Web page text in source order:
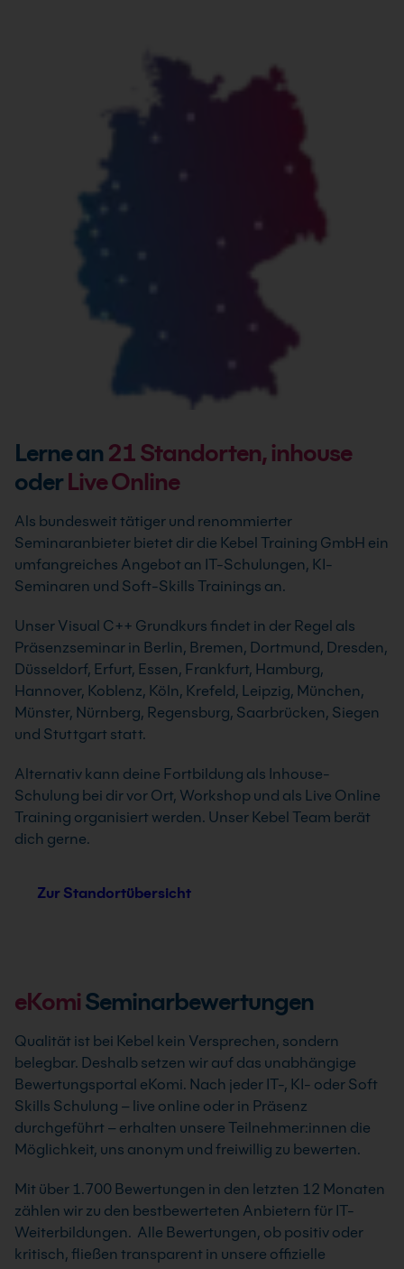
Lerne an 21Standorten, inhouse
oderLive Online
Als bundesweit tätiger und renommierter
Seminaranbieter bietet dir die Kebel Training GmbH ein
umfangreiches Angebot an IT-Schulungen, KI-
Seminaren und Soft-Skills Trainings an.
Unser Visual C++ Grundkurs findet in der Regel als
Präsenzseminar in Berlin, Bremen, Dortmund, Dresden,
Düsseldorf, Erfurt, Essen, Frankfurt, Hamburg,
Hannover, Koblenz, Köln, Krefeld, Leipzig, München,
Münster, Nürnberg, Regensburg, Saarbrücken, Siegen
und Stuttgart statt.
Alternativ kann deine Fortbildung als Inhouse-
Schulung bei dir vor Ort, Workshop und als Live Online
Training organisiert werden. Unser Kebel Team berät
dich gerne.
Zur Standortübersicht
eKomiSeminarbewertungen
Qualität ist bei Kebel kein Versprechen, sondern
belegbar. Deshalb setzen wir auf das unabhängige
Bewertungsportal eKomi. Nach jeder IT-, KI- oder Soft
Skills Schulung – live online oder in Präsenz
durchgeführt – erhalten unsere Teilnehmer:innen die
Möglichkeit, uns anonym und freiwillig zu bewerten.
Mit über 1.700 Bewertungen in den letzten 12 Monaten
zählen wir zu den bestbewerteten Anbietern für IT-
Weiterbildungen. Alle Bewertungen, ob positiv oder
kritisch, fließen transparent in unsere offizielle